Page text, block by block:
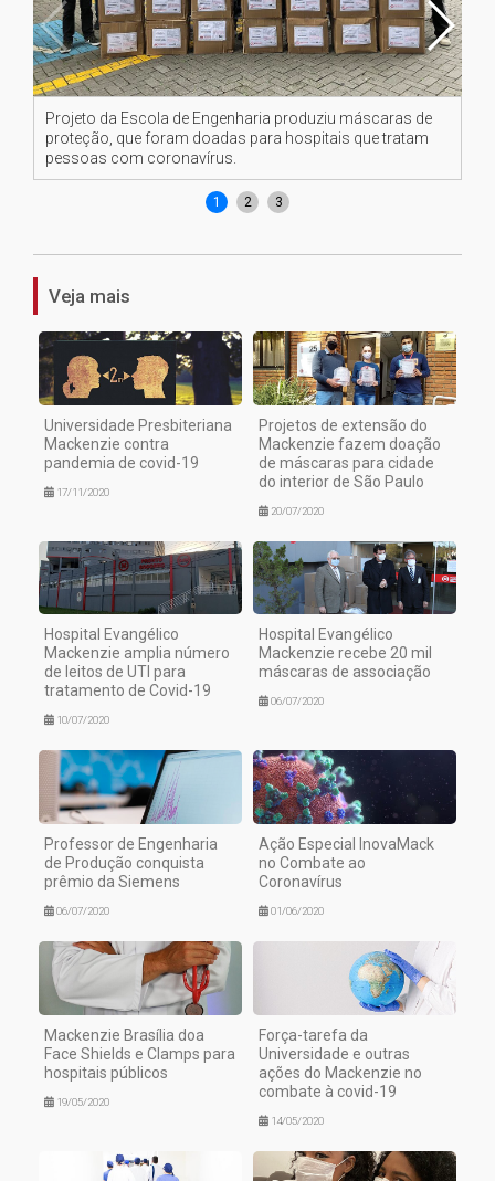
Projeto da Escola de Engenharia produziu máscaras de
proteção, que foram doadas para hospitais que tratam
pessoas com coronavírus.
1 2 3
Veja mais
Universidade Presbiteriana
Mackenzie contra
pandemia de covid-19
17/11/2020
Projetos de extensão do
Mackenzie fazem doação
de máscaras para cidade
do interior de São Paulo
20/07/2020
Hospital Evangélico
Mackenzie amplia número
de leitos de UTI para
tratamento de Covid-19
10/07/2020
Hospital Evangélico
Mackenzie recebe 20 mil
máscaras de associação
06/07/2020
Professor de Engenharia
de Produção conquista
prêmio da Siemens
06/07/2020
Ação Especial InovaMack
no Combate ao
Coronavírus
01/06/2020
Mackenzie Brasília doa
Face Shields e Clamps para
hospitais públicos
19/05/2020
Força-tarefa da
Universidade e outras
ações do Mackenzie no
combate à covid-19
14/05/2020